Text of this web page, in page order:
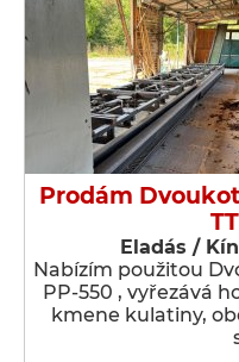
Prodám
Eladás /
Nabízím použitou
PP-550 , vyřezává
kmene kulatiny,